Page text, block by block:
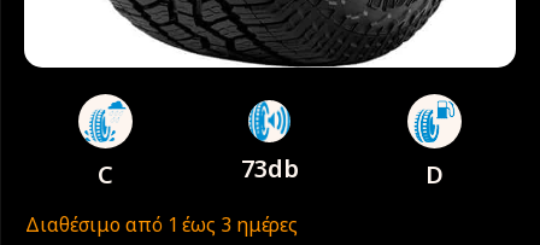
C 73db D
Διαθέσιμο από 1 έως 3 ημέρες